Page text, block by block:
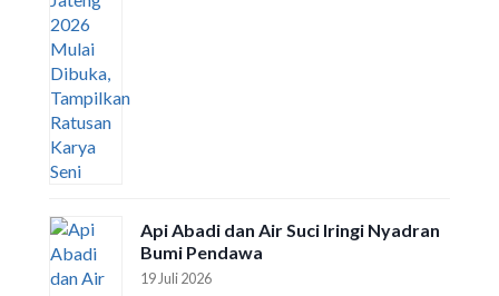
Api Abadi dan Air Suci Iringi Nyadran
Bumi Pendawa
19 Juli 2026